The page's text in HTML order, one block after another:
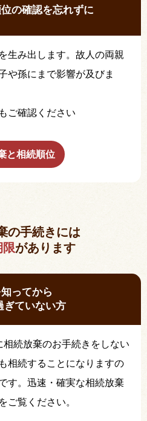
の確認を忘れずに
生み出します。故人の両親
や孫にまで影響が及びま
ご確認ください
と相続順位
の手続きには
限があります
ってから
ぎていない方
続放棄のお手続きをしない
相続することになりますの
す。迅速・確実な相続放棄
ご覧ください。